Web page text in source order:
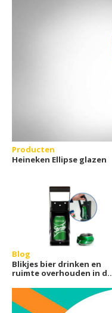
Producten
Heineken Ellipse glazen
Blog
Blikjes bier drinken en
ruimte overhouden in de